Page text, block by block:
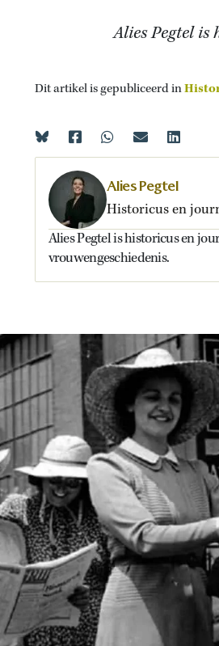
Alies Pegtel is
Dit artikel is gepubliceerd in
Alies Pegtel
Historicus en
Alies Pegtel is historicus en
vrouwengeschiedenis.